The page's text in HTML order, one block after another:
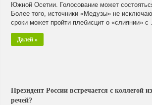
Южной Осетии. Голосование может
Более того, источники «Медузы» не
сроки может пройти плебисцит о «слиянии» с
Далей »
Президент России встречается с коллегой
речей?